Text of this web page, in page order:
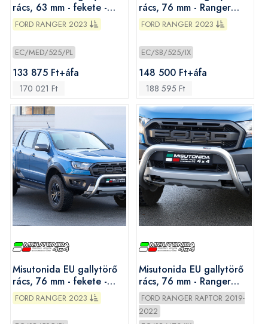
rács, 63 mm - fekete -
Ranger 2023-
FORD RANGER 2023
EC/MED/525/PL
133 875 Ft+áfa
170 021 Ft
rács, 76 mm - Ranger
2023-
FORD RANGER 2023
EC/SB/525/IX
148 500 Ft+áfa
188 595 Ft
Misutonida EU gallytörő
rács, 76 mm - fekete -
Ranger 2023-
FORD RANGER 2023
Misutonida EU gallytörő
rács, 76 mm - Ranger
Raptor 2019-2022
FORD RANGER RAPTOR 2019-
2022